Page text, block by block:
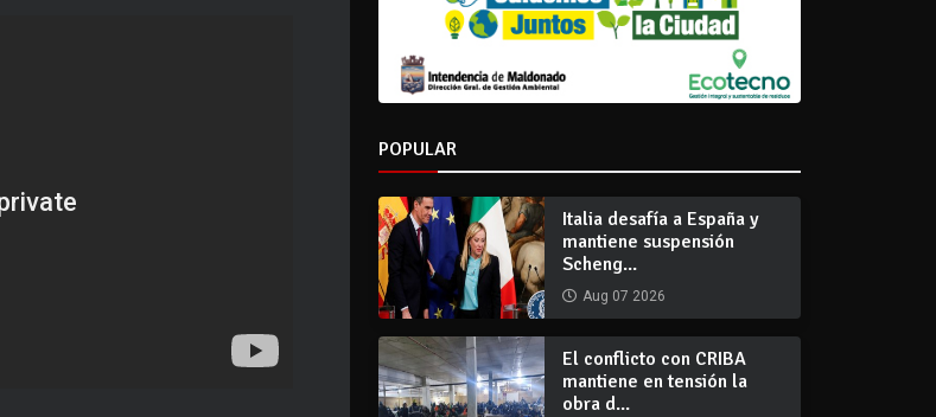
POPULAR
Italia desafía a España y
mantiene suspensión
Scheng...
Aug 07 2026
El conflicto con CRIBA
mantiene en tensión la
obra d...